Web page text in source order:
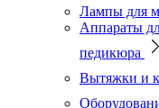
Лампы для
Аппараты
педикюра
Вытяжки и